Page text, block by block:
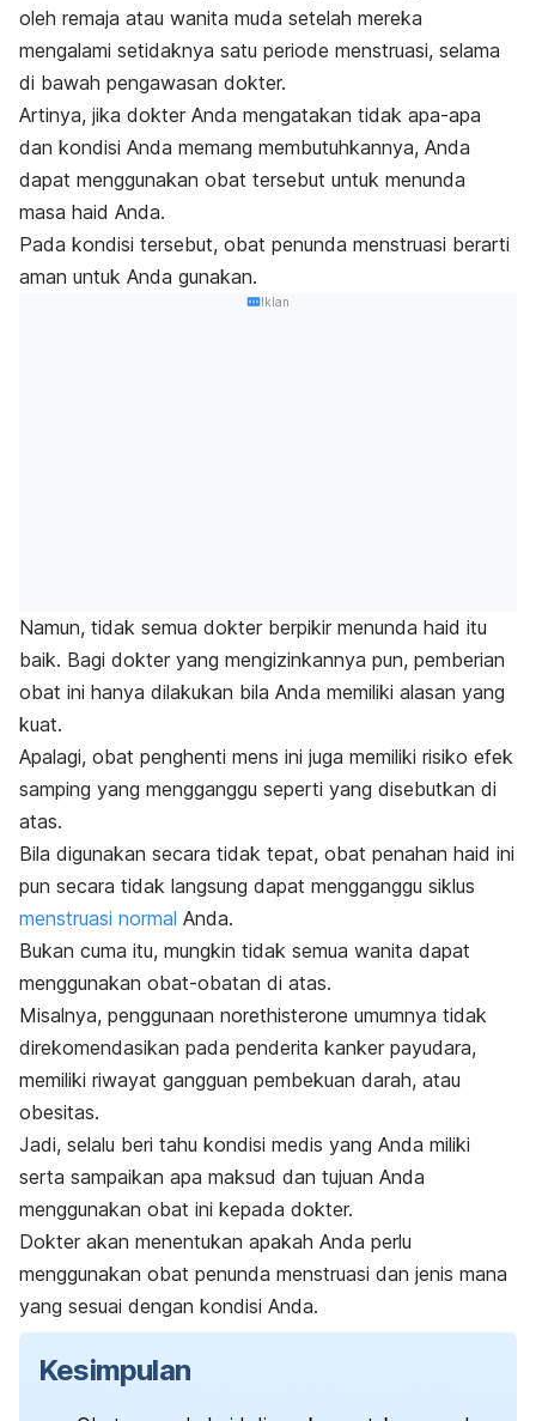
oleh remaja atau wanita muda setelah mereka
mengalami setidaknya satu periode menstruasi, selama
di bawah pengawasan dokter.
Artinya, jika dokter Anda mengatakan tidak apa-apa
dan kondisi Anda memang membutuhkannya, Anda
dapat menggunakan obat tersebut untuk menunda
masa haid Anda.
Pada kondisi tersebut, obat penunda menstruasi berarti
aman untuk Anda gunakan.
Iklan
Namun, tidak semua dokter berpikir menunda haid itu
baik. Bagi dokter yang mengizinkannya pun, pemberian
obat ini hanya dilakukan bila Anda memiliki alasan yang
kuat.
Apalagi, obat penghenti mens ini juga memiliki risiko efek
samping yang mengganggu seperti yang disebutkan di
atas.
Bila digunakan secara tidak tepat, obat penahan haid ini
pun secara tidak langsung dapat mengganggu siklus
menstruasi normal Anda.
Bukan cuma itu, mungkin tidak semua wanita dapat
menggunakan obat-obatan di atas.
Misalnya, penggunaan norethisterone umumnya tidak
direkomendasikan pada penderita kanker payudara,
memiliki riwayat gangguan pembekuan darah, atau
obesitas.
Jadi, selalu beri tahu kondisi medis yang Anda miliki
serta sampaikan apa maksud dan tujuan Anda
menggunakan obat ini kepada dokter.
Dokter akan menentukan apakah Anda perlu
menggunakan obat penunda menstruasi dan jenis mana
yang sesuai dengan kondisi Anda.
Kesimpulan